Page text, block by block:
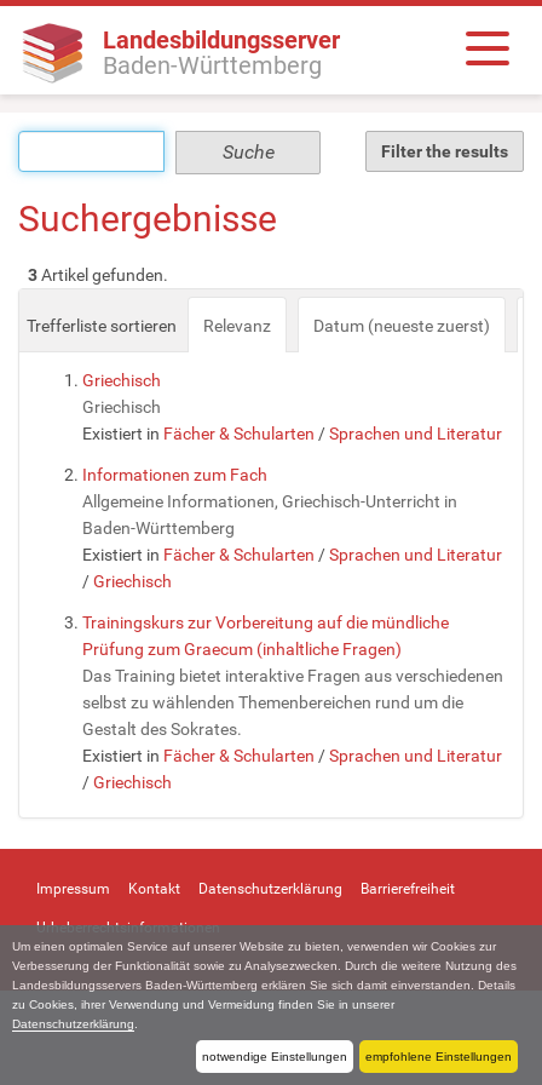
Um einen optimalen Service auf unserer Website zu bieten, verwenden wir Cookies zur
Verbesserung der Funktionalität sowie zu Analysezwecken. Durch die weitere Nutzung des
Landesbildungsservers Baden-Württemberg erklären Sie sich damit einverstanden. Details
zu Cookies, ihrer Verwendung und Vermeidung finden Sie in unserer
Datenschutzerklärung
notwendige Einstellungen empfohlene Einstellungen
Landesbildungsserver
Baden-Württemberg
Filter the results
Suchergebnisse
3Artikel gefunden.
Trefferliste sortieren Relevanz Datum (neueste zuerst)
Griechisch
Griechisch
Existiert in Fächer & Schularten /Sprachen und Literatur
Informationen zum Fach
Allgemeine Informationen, Griechisch-Unterricht in
Baden-Württemberg
Existiert in Fächer & Schularten /Sprachen und Literatur
/Griechisch
Trainingskurs zur Vorbereitung auf die mündliche
Prüfung zum Graecum (inhaltliche Fragen)
Das Training bietet interaktive Fragen aus verschiedenen
selbst zu wählenden Themenbereichen rund um die
Gestalt des Sokrates.
Existiert in Fächer & Schularten /Sprachen und Literatur
/Griechisch
Impressum Kontakt Datenschutzerklärung Barrierefreiheit
Urheberrechtsinformationen